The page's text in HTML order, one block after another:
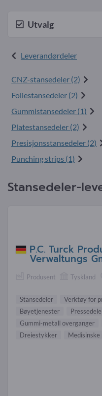
Utvalg
Leverandørdeler
CNZ-stansedeler (2)
Foliestansedeler (2)
Gummistansedeler (1)
Platestansedeler (2)
Presisjonsstansedeler (2)
Punching strips (1)
Stansedeler-
P.C. Turck
Verwaltungs
Produsent Tyskland
Stansedeler
Verktøy for
Bøyetjenester
Gummi-metall overganger
Dreiestykker